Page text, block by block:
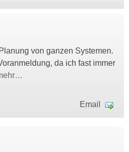
von ganzen Systemen.
da ich fast immer
Email